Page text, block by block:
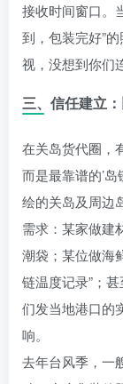
接收时间窗口。
到，包装完好”
视，没想到你们
三、信任建立
在关岛货代圈，
而是最靠谱的’
绘的关岛及周边
需求：某家做建
潮袋；某位做海
链温度记录”；
们发当地港口的
响。
去年台风季，一